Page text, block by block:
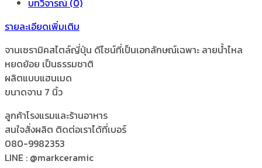
แฮนด์
ลายน้ำ
ไหล
ธรรมชาติ
ชิ้น
บทวิจารณ์ (0)
รายละเอียดเพิ่มเติม
จานเซรามิคสไตล์ญี่ปุ่น ดีไซน์ที่เป็นเอกลักษณ์เฉพาะ ลายน้ำไหล
หยดย้อย เป็นธรรมชาติ
ผลิตแบบแฮนเมด
ขนาดจาน 7 นิ้ว
ลูกค้าโรงแรมและร้านอาหาร
สนใจสั่งผลิต ติดต่อเราได้ที่เบอร์
080-9982353
LINE : @markceramic